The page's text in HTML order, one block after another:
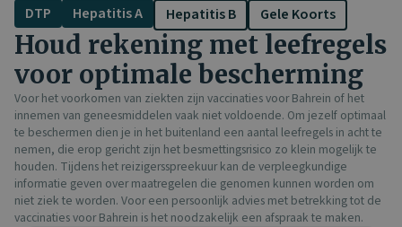
DTP Hepatitis A Hepatitis B Gele Koorts
Houd rekening met leefregels
voor optimale bescherming
Voor het voorkomen van ziekten zijn vaccinaties voor Bahrein of het
innemen van geneesmiddelen vaak niet voldoende. Om jezelf optimaal
te beschermen dien je in het buitenland een aantal leefregels in acht te
nemen, die erop gericht zijn het besmettingsrisico zo klein mogelijk te
houden. Tijdens het reizigersspreekuur kan de verpleegkundige
informatie geven over maatregelen die genomen kunnen worden om
niet ziek te worden. Voor een persoonlijk advies met betrekking tot de
vaccinaties voor Bahrein is het noodzakelijk een afspraak te maken.